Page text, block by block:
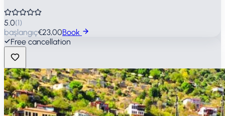
5.0(1)
başlangıç€23,00Book
Free cancellation